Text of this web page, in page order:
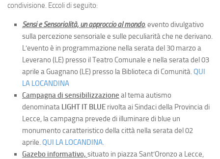
condivisione. Eccoli di seguito:
Sensi e Sensorialità, un approccio al mondo, evento divulgativo
sulla percezione sensoriale e sulle peculiarità che ne derivano.
L’evento è in programmazione nella serata del 30 marzo a
Leverano (LE) presso il Teatro Comunale e nella serata del 03
aprile a Guagnano (LE) presso la Biblioteca di Comunità.QUI
LA LOCANDINA
Campagna di sensibilizzazione al tema autismo
denominata LIGHT IT BLUE rivolta ai Sindaci della Provincia di
Lecce, la campagna prevede di illuminare di blue un
monumento caratteristico della città nella serata del 02
aprile.QUI LA LOCANDINA.
Gazebo informativo, situato in piazza Sant’Oronzo a Lecce,